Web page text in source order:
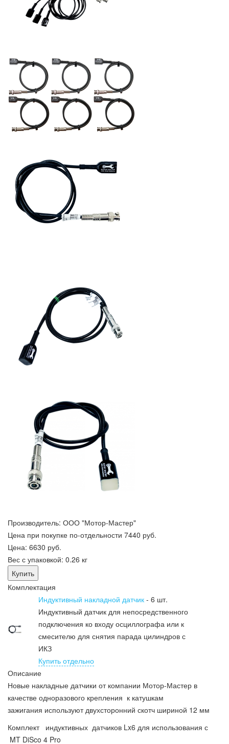
Производитель: ООО "Мотор-Мастер"
Цена при покупке по-отдельности 7440 руб.
Цена: 6630 руб.
Вес с упаковкой: 0.26 кг
Комплектация
Индуктивный накладной датчик - 6 шт.
Индуктивный датчик для непосредственного
подключения ко входу осциллографа или к
смесителю для снятия парада цилиндров с
ИКЗ
Купить отдельно
Описание
Новые накладные датчики от компании Мотор-Мастер в
качестве одноразового крепления к катушкам
зажигания используют двухсторонний скотч шириной 12 мм
Комплект индуктивных датчиков Lx6 для использования с
MT DiSco 4 Pro